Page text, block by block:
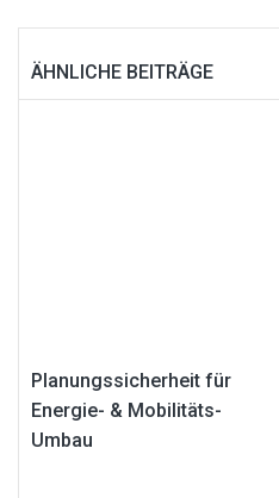
ÄHNLICHE BEITRÄGE
Planungssicherheit für
Energie- & Mobilitäts-
Umbau